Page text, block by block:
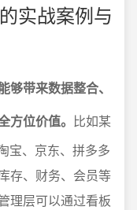
实战案例与
带来数据整合、
位价值。 比如某
宝、京东、拼多多
存、财务、会员等
理层可以通过看板